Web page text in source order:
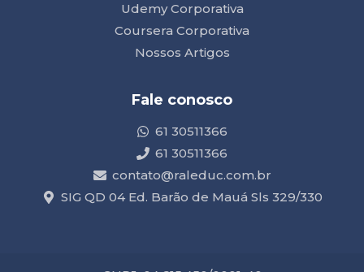
Udemy Corporativa
Coursera Corporativa
Nossos Artigos
Fale conosco
61 30511366
61 30511366
contato@raleduc.com.br
SIG QD 04 Ed. Barão de Mauá Sls 329/330